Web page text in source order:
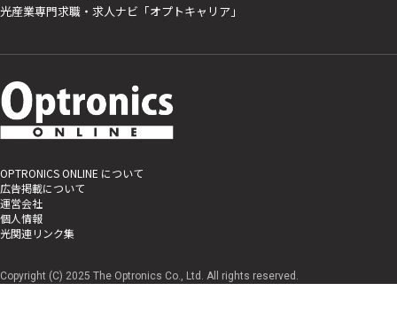
光産業専門求職・求人ナビ「オプトキャリア」
OPTRONICS ONLINE について
広告掲載について
運営会社
個人情報
光関連リンク集
Copyright (C) 2025 The Optronics Co., Ltd. All rights reserved.